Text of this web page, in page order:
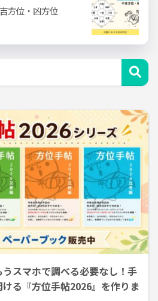
方位・凶方位
うスマホで調べる必要なし！手
る『方位手帖2026』を作りま